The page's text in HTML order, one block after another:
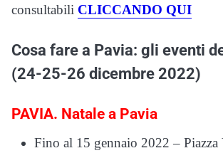
consultabili CLICCANDO QUI
Cosa fare a Pavia: gli eventi
(24-25-26 dicembre 2022)
PAVIA. Natale a Pavia
Fino al 15 gennaio 2022 – Piazza